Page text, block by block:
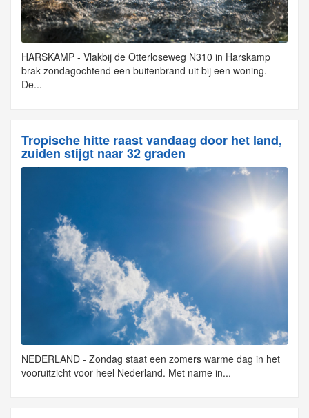
HARSKAMP - Vlakbij de Otterloseweg N310 in Harskamp
brak zondagochtend een buitenbrand uit bij een woning.
De...
Tropische hitte raast vandaag door het land,
zuiden stijgt naar 32 graden
NEDERLAND - Zondag staat een zomers warme dag in het
vooruitzicht voor heel Nederland. Met name in...